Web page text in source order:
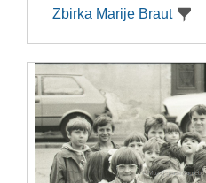
Zbirka Marije Braut